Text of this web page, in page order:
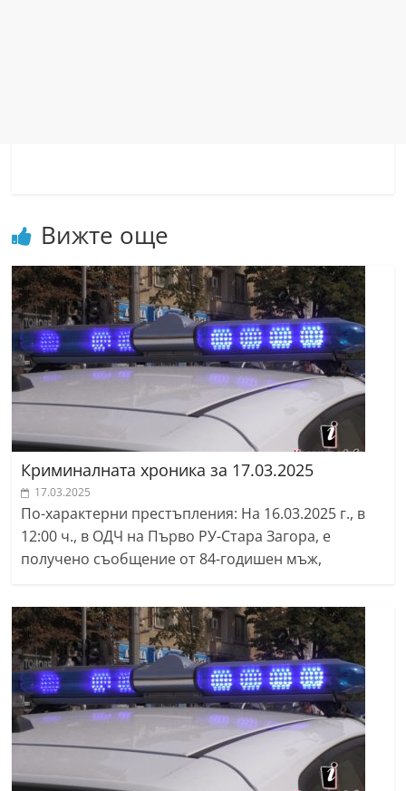
Вижте още
Криминалната хроника за 17.03.2025
17.03.2025
По-характерни престъпления: На 16.03.2025 г., в
12:00 ч., в ОДЧ на Първо РУ-Стара Загора, е
получено съобщение от 84-годишен мъж,